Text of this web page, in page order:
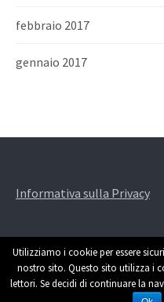
febbraio 2017
gennaio 2017
Informativa sulla Privacy
Powered by
Utilizziamo i cookie per essere
nostro sito. Questo sito utilizza i
lettori. Se decidi di continuare la